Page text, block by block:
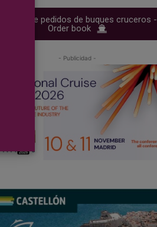
Cartera de pedidos de buques cruceros -
Order book
- Publicidad -